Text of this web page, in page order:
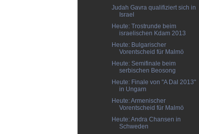
Judah Gavra qualifiziert sich in
Israel
Heute: Trostrunde beim
israelischen Kdam 2013
Heute: Bulgarischer
Vorentscheid für Malmö
Heute: Semifinale beim
serbischen Beosong
Heute: Finale von "A Dal 2013"
in Ungarn
Heute: Armenischer
Vorentscheid für Malmö
Heute: Andra Chansen in
Schweden